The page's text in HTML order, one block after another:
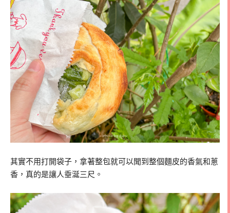
其實不用打開袋子，拿著整包就可以聞到整個麵皮的香氣和蔥
香，真的是讓人垂涎三尺。